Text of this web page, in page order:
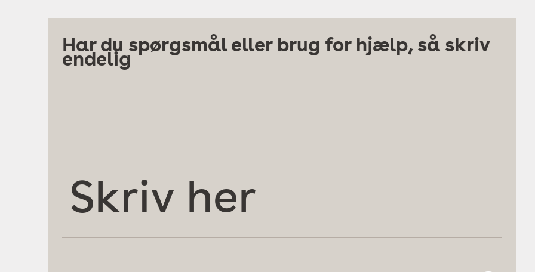
Har du spørgsmål eller brug for hjælp, så skriv
endelig